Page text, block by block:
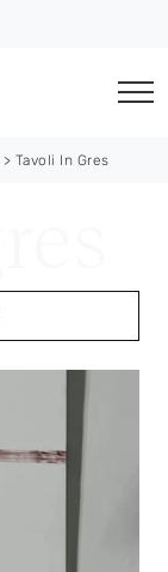
> Tavoli In Gres